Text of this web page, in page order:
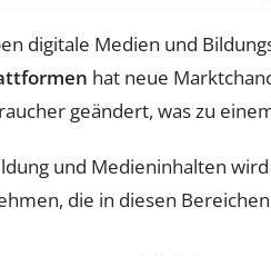
digitale Medien und
hat neue
geändert, was zu
und Medieninhalten
die in diesen